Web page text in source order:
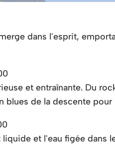
dans l'esprit,
et entraînante. Du
blues de la descente
liquide et l'eau figée